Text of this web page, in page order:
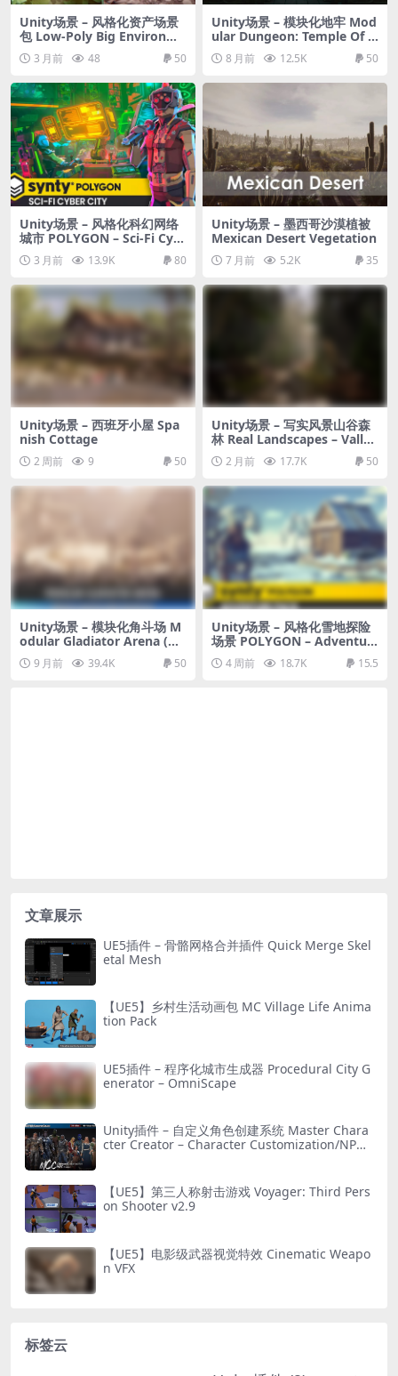
Unity场景 – 风格化资产场景
包 Low-Poly Big Environme
nt Pack
3 月前 48 50
Unity场景 – 模块化地牢 Mod
ular Dungeon: Temple Of C
thulhu (Dungeon, Modular
Dungeon, Temple, Dungeo
ns)
8 月前 12.5K 50
Unity场景 – 风格化科幻网络
城市 POLYGON – Sci-Fi Cyb
er City Pack
3 月前 13.9K 80
Unity场景 – 墨西哥沙漠植被
Mexican Desert Vegetation
7 月前 5.2K 35
Unity场景 – 西班牙小屋 Spa
nish Cottage
2 周前 9 50
Unity场景 – 写实风景山谷森
林 Real Landscapes – Valley
Forest
2 月前 17.7K 50
Unity场景 – 模块化角斗场 M
odular Gladiator Arena (Gl
adiator Arena, Arena, Colo
sseum Arena)
9 月前 39.4K 50
Unity场景 – 风格化雪地探险
场景 POLYGON – Adventur
e Pack
4 周前 18.7K 15.5
文章展示
UE5插件 – 骨骼网格合并插件 Quick Merge Skel
etal Mesh
【UE5】乡村生活动画包 MC Village Life Anima
tion Pack
UE5插件 – 程序化城市生成器 Procedural City G
enerator – OmniScape
Unity插件 – 自定义角色创建系统 Master Chara
cter Creator – Character Customization/NPC
【UE5】第三人称射击游戏 Voyager: Third Pers
on Shooter v2.9
【UE5】电影级武器视觉特效 Cinematic Weapo
n VFX
标签云